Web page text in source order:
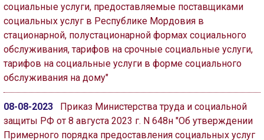
ГОЛОС
🔊 Включить озвучивание
Настройки по умолчанию
Настройки по умолчанию
социальные услуги, предоставляемые поставщиками
социальных услуг в Республике Мордовия в
стационарной, полустационарной формах социального
обслуживания, тарифов на срочные социальные услуги,
тарифов на социальные услуги в форме социального
обслуживания на дому"
08-08-2023
Приказ Министерства труда и социальной
защиты РФ от 8 августа 2023 г. N 648н "Об утверждении
Примерного порядка предоставления социальных услуг